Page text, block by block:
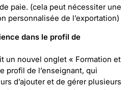
paie. (cela peut nécessiter une
personnalisée de l’exportation)
dans le profil de
un nouvel onglet « Formation et
profil de l’enseignant, qui
d’ajouter et de gérer plusieurs